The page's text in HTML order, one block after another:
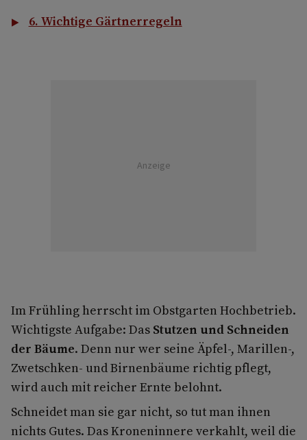
6. Wichtige Gärtnerregeln
Anzeige
Im Frühling herrscht im Obstgarten Hochbetrieb.
Wichtigste Aufgabe: Das Stutzen und Schneiden
der Bäume. Denn nur wer seine Äpfel-, Marillen-,
Zwetschken- und Birnenbäume richtig pflegt,
wird auch mit reicher Ernte belohnt.
Schneidet man sie gar nicht, so tut man ihnen
nichts Gutes. Das Kroneninnere verkahlt, weil die